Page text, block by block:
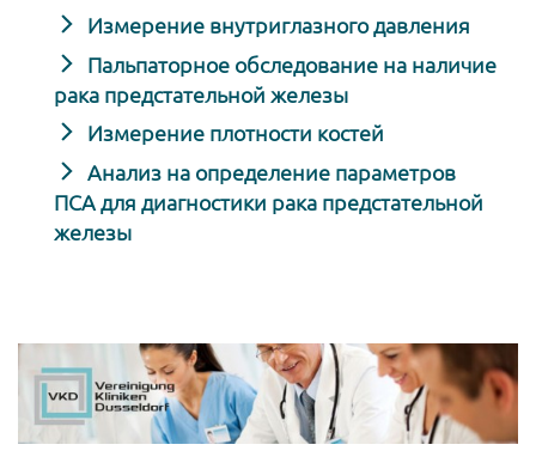
Измерение внутриглазного давления
Пальпаторное обследование на наличие
рака предстательной железы
Измерение плотности костей
Анализ на определение параметров
ПСА для диагностики рака предстательной
железы